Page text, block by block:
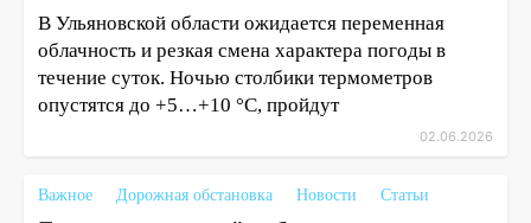
В Ульяновской области ожидается переменная
облачность и резкая смена характера погоды в
течение суток. Ночью столбики термометров
опустятся до +5…+10 °C, пройдут
02.06.2026
Важное Дорожная обстановка Новости Статьи